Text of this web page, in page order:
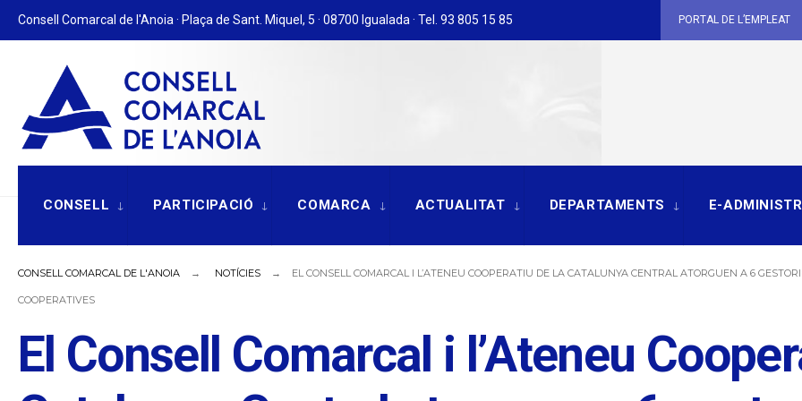
Skip
to
Consell Comarcal de l'Anoia · Plaça de Sant. Miquel, 5 · 08700 Igualada · Tel. 93 805 15 85 PORTAL DE L’EMPLEAT
CONSELL PARTICIPACIÓ COMARCA ACTUALITAT DEPARTAMENTS E-
CONSELL COMARCAL DE L'ANOIA NOTÍCIES EL CONSELL COMARCAL I L’ATENEU COOPERATIU DE LA CATALUNYA CENTRAL ATORGUEN A 6
COOPERATIVES
El Consell Comarcal i l’Ateneu